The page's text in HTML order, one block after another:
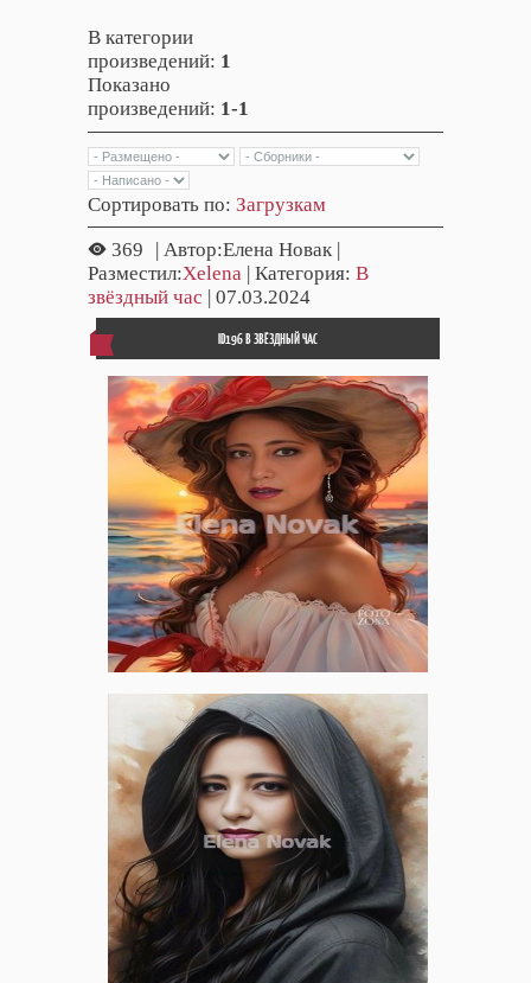
В категории
произведений: 1
Показано
произведений: 1-1
Сортировать по: Загрузкам
369
| Автор:Елена Новак |
Разместил:Xelena | Категория: В
звёздный час | 07.03.2024
ID196 В ЗВЁЗДНЫЙ ЧАС